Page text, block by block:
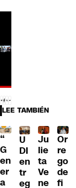
LEE TAMBIÉN
“
G
en
er
a
U
DI
en
tr
eg
Ju
lie
ta
Ve
ne
Or
re
go
de
fi